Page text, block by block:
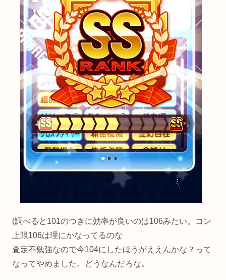
(調べると101のつぎに効率が良いのは106みたい。コン
上限106は理にかなってるのな
査定不勉強なので今104にしたほうがええんかな？って
なってやめました。どうなんだろな。